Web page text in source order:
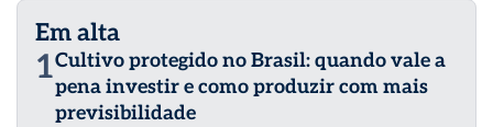
Em alta
1Cultivo protegido no Brasil: quando vale a
pena investir e como produzir com mais
previsibilidade